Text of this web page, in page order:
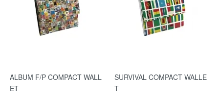
ALBUM F/P COMPACT WALL
ET
SURVIVAL COMPACT WALLE
T